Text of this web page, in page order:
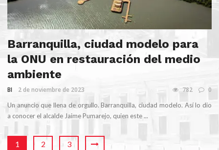
Barranquilla, ciudad modelo para
la ONU en restauración del medio
ambiente
BI 2 de noviembre de 2023 782 0
Un anuncio que llena de orgullo. Barranquilla, ciudad modelo. Así lo dio
a conocer el alcalde Jaime Pumarejo, quien este ...
1 2 3